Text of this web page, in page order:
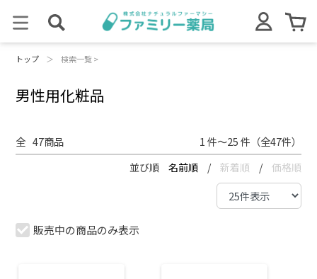
トップ ＞ 検索一覧 >
男性用化粧品
全 47商品 1 件～25 件（全47件）
並び順 名前順 / 新着順 / 価格順
販売中の商品のみ表示